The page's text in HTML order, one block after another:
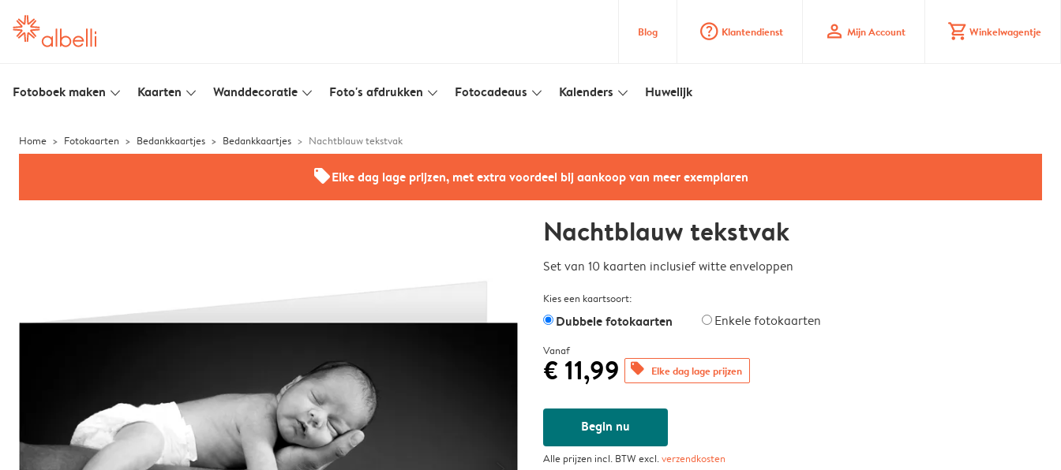
Blog question_mark_circle Klantendienst profile Mijn Account shopping_cart Winkelwagentje
Fotoboek maken slim_arrow_down Kaarten slim_arrow_down Wanddecoratie slim_arrow_down Foto's afdrukken slim_arrow_down Fotocadeaus slim_arrow_down Kalenders slim_arrow_down Huwelijk
Home Fotokaarten Bedankkaartjes Bedankkaartjes Nachtblauw tekstvak
offersElke dag lage prijzen, met extra voordeel bij aankoop van meer exemplaren
Nachtblauw tekstvak
Set van 10 kaarten inclusief witte enveloppen
Kies een kaartsoort:
Dubbele fotokaarten Enkele fotokaarten
Vanaf
€ 11,99 offers Elke dag lage prijzen
Begin nu
Alle prijzen incl. BTW excl.verzendkosten